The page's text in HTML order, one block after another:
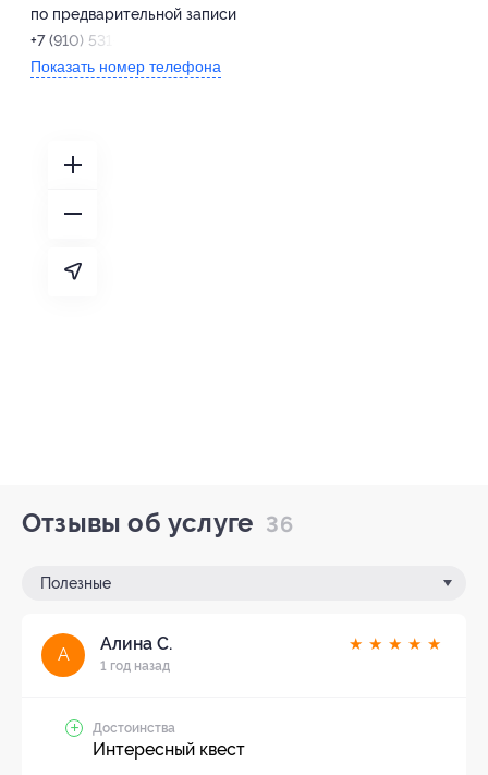
по предварительной записи
+7 (910) 531-39-59
Показать номер телефона
Отзывы об услуге 36
Полезные
А
Алина С.
1 год назад
★ ★ ★ ★ ★
Достоинства
Интересный квест